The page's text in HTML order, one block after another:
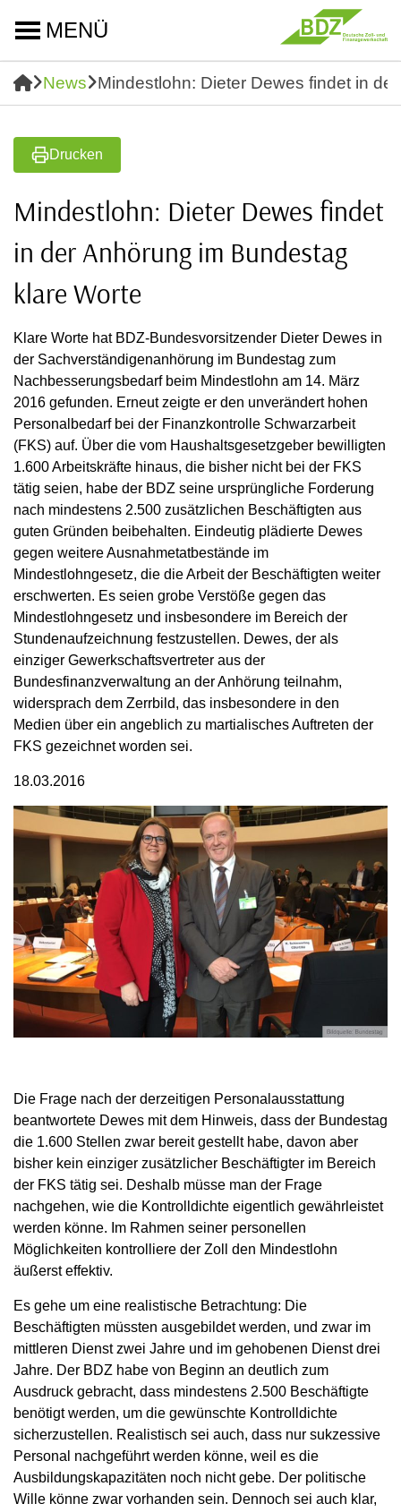
MENÜ
News Mindestlohn: Dieter Dewes findet in
Drucken
Mindestlohn: Dieter Dewes findet
in der Anhörung im Bundestag
klare Worte
Klare Worte hat BDZ-Bundesvorsitzender Dieter Dewes in
der Sachverständigenanhörung im Bundestag zum
Nachbesserungsbedarf beim Mindestlohn am 14. März
2016 gefunden. Erneut zeigte er den unverändert hohen
Personalbedarf bei der Finanzkontrolle Schwarzarbeit
(FKS) auf. Über die vom Haushaltsgesetzgeber bewilligten
1.600 Arbeitskräfte hinaus, die bisher nicht bei der FKS
tätig seien, habe der BDZ seine ursprüngliche Forderung
nach mindestens 2.500 zusätzlichen Beschäftigten aus
guten Gründen beibehalten. Eindeutig plädierte Dewes
gegen weitere Ausnahmetatbestände im
Mindestlohngesetz, die die Arbeit der Beschäftigten weiter
erschwerten. Es seien grobe Verstöße gegen das
Mindestlohngesetz und insbesondere im Bereich der
Stundenaufzeichnung festzustellen. Dewes, der als
einziger Gewerkschaftsvertreter aus der
Bundesfinanzverwaltung an der Anhörung teilnahm,
widersprach dem Zerrbild, das insbesondere in den
Medien über ein angeblich zu martialisches Auftreten der
FKS gezeichnet worden sei.
18.03.2016
Die Frage nach der derzeitigen Personalausstattung
beantwortete Dewes mit dem Hinweis, dass der Bundestag
die 1.600 Stellen zwar bereit gestellt habe, davon aber
bisher kein einziger zusätzlicher Beschäftigter im Bereich
der FKS tätig sei. Deshalb müsse man der Frage
nachgehen, wie die Kontrolldichte eigentlich gewährleistet
werden könne. Im Rahmen seiner personellen
Möglichkeiten kontrolliere der Zoll den Mindestlohn
äußerst effektiv.
Es gehe um eine realistische Betrachtung: Die
Beschäftigten müssten ausgebildet werden, und zwar im
mittleren Dienst zwei Jahre und im gehobenen Dienst drei
Jahre. Der BDZ habe von Beginn an deutlich zum
Ausdruck gebracht, dass mindestens 2.500 Beschäftigte
benötigt werden, um die gewünschte Kontrolldichte
sicherzustellen. Realistisch sei auch, dass nur sukzessive
Personal nachgeführt werden könne, weil es die
Ausbildungskapazitäten noch nicht gebe. Der politische
Wille könne zwar vorhanden sein. Dennoch sei auch klar,